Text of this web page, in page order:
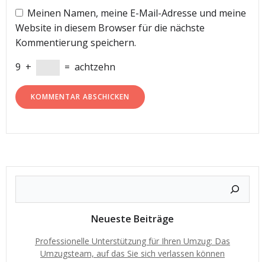
Meinen Namen, meine E-Mail-Adresse und meine
Website in diesem Browser für die nächste
Kommentierung speichern.
9 + = achtzehn
Neueste Beiträge
Professionelle Unterstützung für Ihren Umzug: Das
Umzugsteam, auf das Sie sich verlassen können